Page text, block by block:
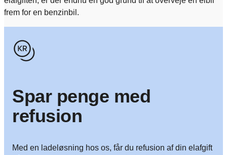
frem for en benzinbil.
Spar penge med
refusion
Med en ladeløsning hos os, får du refusion af din elafgift